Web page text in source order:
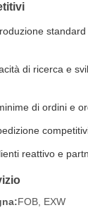
di ricerca e
di ordini e
reattivo e
FOB, EXW